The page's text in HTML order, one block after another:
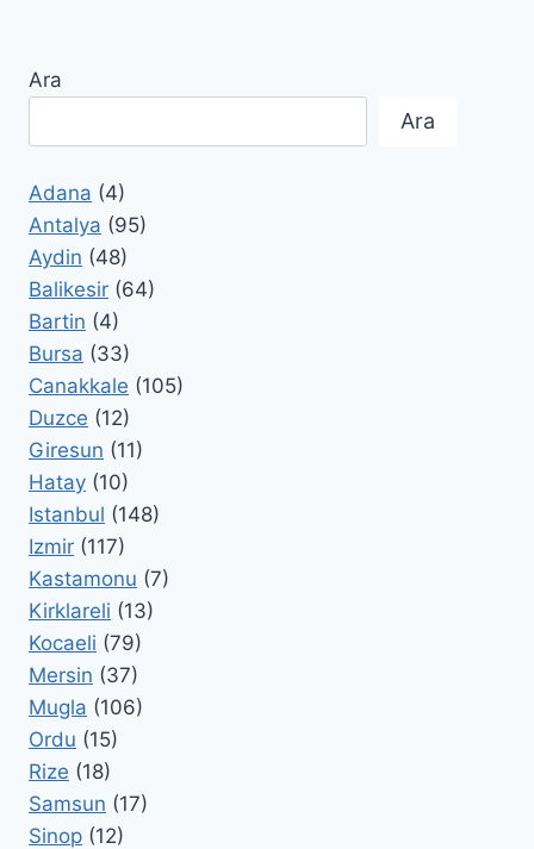
Ara
Ara
Adana (4)
Antalya (95)
Aydin (48)
Balikesir (64)
Bartin (4)
Bursa (33)
Canakkale (105)
Duzce (12)
Giresun (11)
Hatay (10)
Istanbul (148)
Izmir (117)
Kastamonu (7)
Kirklareli (13)
Kocaeli (79)
Mersin (37)
Mugla (106)
Ordu (15)
Rize (18)
Samsun (17)
Sinop (12)